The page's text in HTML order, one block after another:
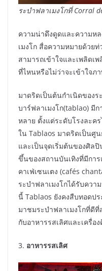
ระบำฟลาเมงโกที่Corral
ความน่าดึงดูดและความห
เมงโก สื่อความหมายด้วย
สามารถเข้าใจและเพลิดเ
ที่ไหนหรือไม่ว่าจะเข้าใจภ
มาดริดเป็นต้นกำเนิดของ
บาร์ฟลาเมงโก(tablao) มี
หลาย ตั้งแต่ระดับโรงละคร
ใน Tablaos มาดริดเป็นศู
และเป็นจุดเริ่มต้นของศิลปิ
ขึ้นของสถานบันเทิงที่มีการ
คาเฟ่เซนเตง (cafés
ระบำฟลาเมงโกได้รับคว
นี้ Tablaos ยังคงสืบทอดป
มาชมระบำฟลาเมงโกที่ดี
กับอาหารรสเลิศและเครื่อ
3. อาหารรสเลิศ